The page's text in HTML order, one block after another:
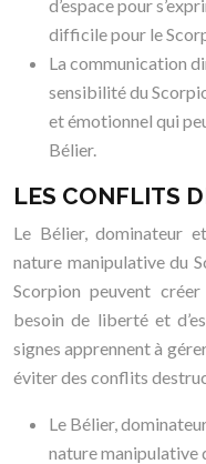
d’espace pour
difficile pour le
La communication
sensibilité du
et émotionnel qui
Bélier.
LES CONFLITS
Le Bélier, dominateur
nature manipulative du
Scorpion peuvent
besoin de liberté et
signes apprennent à
éviter des conflits
Le Bélier,
nature manipulative